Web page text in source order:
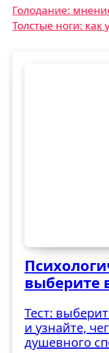
Навигация
по
Голодание:
Толстые ноги:
выберите
Тест:
и узнайте,
душевного